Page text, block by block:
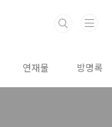
연재물 방명록